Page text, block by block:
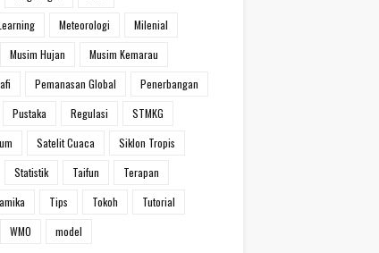
Meteorologi
Milenial
Musim Hujan
Musim Kemarau
Pemanasan Global
Penerbangan
Pustaka Regulasi
STMKG
Satelit Cuaca
Siklon Tropis
Statistik Taifun
Terapan
Tips Tokoh
Tutorial
WMO model